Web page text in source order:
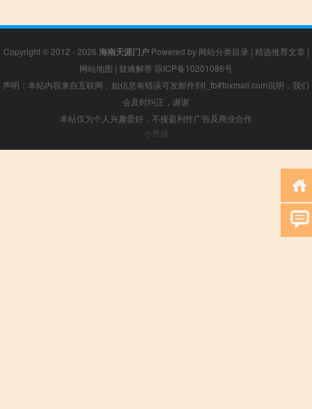
Copyright © 2012 - 2026 海南天涯门户Powered by 网站分类目录 | 精选推荐文章 |
网站地图 | 疑难解答 琼ICP备10201086号
声明：本站内容来自互联网，如信息有错误可发邮件到f_fb#foxmail.com说明，我们
会及时纠正，谢谢
本站仅为个人兴趣爱好，不接盈利性广告及商业合作
小男孩